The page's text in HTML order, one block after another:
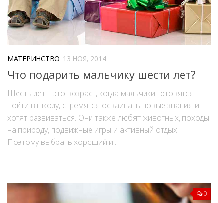
МАТЕРИНСТВО 13 НОЯ, 2014
Что подарить мальчику шести лет?
Шесть лет – это возраст, когда мальчики готовятся
пойти в школу, стремятся осваивать новые знания и
хотят развиваться. Они также любят животных, походы
на природу, подвижные игры и активный отдых.
Поэтому выбрать хороший и...
0